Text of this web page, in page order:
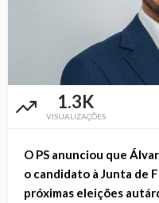
1.3K
VISUALIZAÇÕES
O PS anunciou que
o candidato à Junta de
próximas eleições